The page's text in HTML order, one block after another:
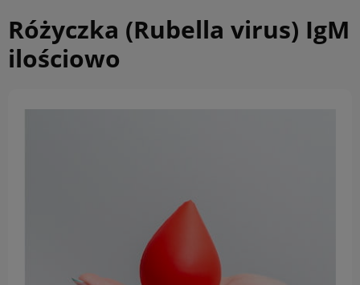
Różyczka (Rubella virus) IgM
ilościowo